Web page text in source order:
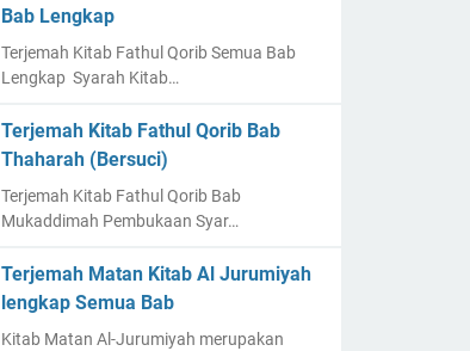
Bab Lengkap
Terjemah Kitab Fathul Qorib Semua Bab
Lengkap Syarah Kitab…
Terjemah Kitab Fathul Qorib Bab
Thaharah (Bersuci)
Terjemah Kitab Fathul Qorib Bab
Mukaddimah Pembukaan Syar…
Terjemah Matan Kitab Al Jurumiyah
lengkap Semua Bab
Kitab Matan Al-Jurumiyah merupakan